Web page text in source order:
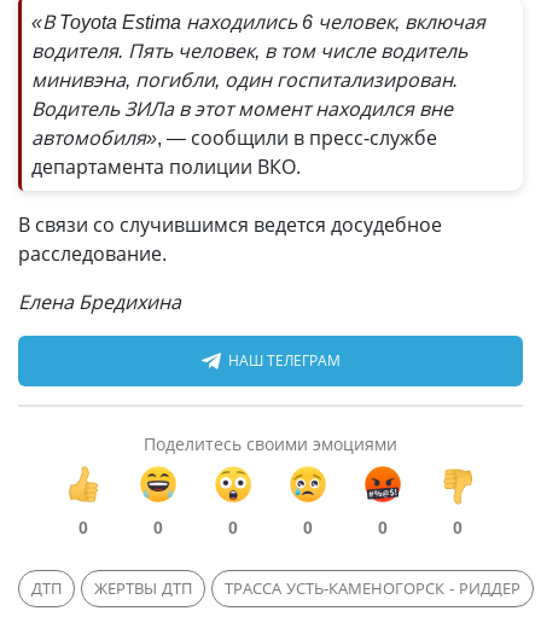
«В Toyota Estima находились 6 человек, включая
водителя. Пять человек, в том числе водитель
минивэна, погибли, один госпитализирован.
Водитель ЗИЛа в этот момент находился вне
автомобиля», — сообщили в пресс-службе
департамента полиции ВКО.
В связи со случившимся ведется досудебное
расследование.
Елена Бредихина
НАШ ТЕЛЕГРАМ
Поделитесь своими эмоциями
0 0 0 0 0 0
ДТП ЖЕРТВЫ ДТП ТРАССА УСТЬ-КАМЕНОГОРСК - РИДДЕР